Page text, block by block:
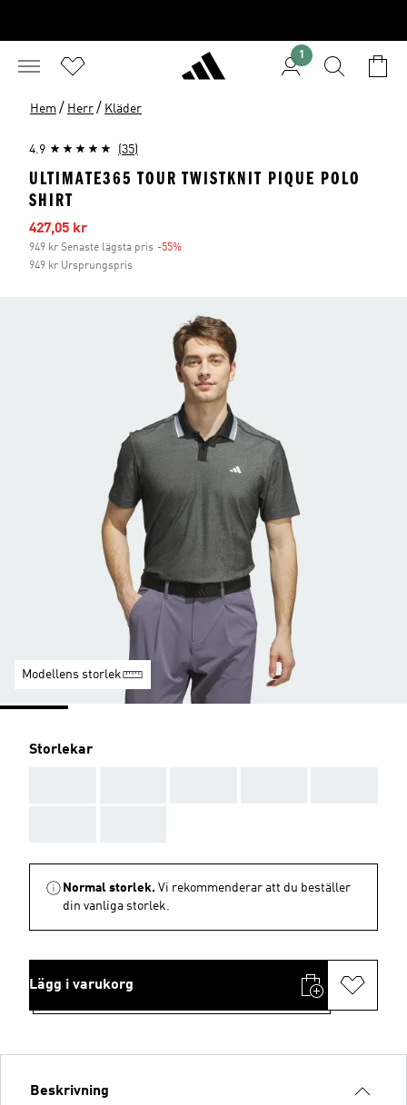
1
Hem / Herr / Kläder
4.9 (35)
ULTIMATE365 TOUR TWISTKNIT PIQUE POLO
SHIRT
Reapris
427,05 kr
949 kr Senaste lägsta pris -55%
949 kr Ursprungspris
Modellens storlek
Storlekar
Normal storlek. Vi rekommenderar att du beställer
din vanliga storlek.
Lägg i varukorg
Beskrivning